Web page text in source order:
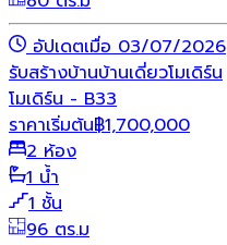
อัปเดตเมื่อ 03/07/2026
รับสร้างบ้านบ้านเดี่ยวโมเดิร์น
โมเดิร์น - B33
ราคาเริ่มต้น฿1,700,000
2 ห้อง
1 น้ำ
1 ชั้น
96 ตร.ม